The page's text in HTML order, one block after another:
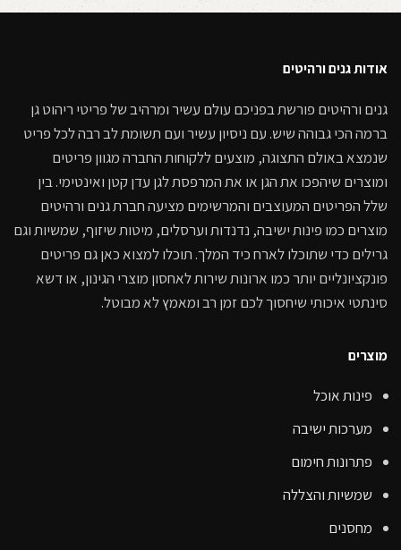
אודות גנים ורהיטים
גנים ורהיטים פורשת בפניכם עולם עשיר ומרהיב של פריטי ריהוט גן
ברמה הכי גבוהה שיש. עם ניסיון עשיר ועם תשומת לב רבה לכל פריט
שנמצא באולם התצוגה, מוצעים ללקוחות החברה מגוון פריטים
ומוצרים שיהפכו את הגן או את המרפסת לגן עדן קטן ואינטימי. בין
שלל הפריטים המעוצבים והמרשימים מציעה חברת גנים ורהיטים
מוצרים כמו פינות ישיבה, נדנדות וערסלים, מיטות שיזוף, שמשיות וגם
גרילים כדי שתוכלו לארח כיד המלך. תוכלו למצוא כאן גם פריטים
פונקציונליים יותר כמו ארונות שירות לאחסון מוצרי הגינון, או דשא
סינתטי איכותי שיחסוך לכם זמן רב ומאמץ לא מבוטל.
מוצרים
פינות אוכל
מערכות ישיבה
פתרונות חימום
שמשיות והצללה
מחסנים